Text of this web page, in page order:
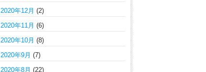
2020年12月 (2)
2020年11月 (6)
2020年10月 (8)
2020年9月 (7)
2020年8月 (22)